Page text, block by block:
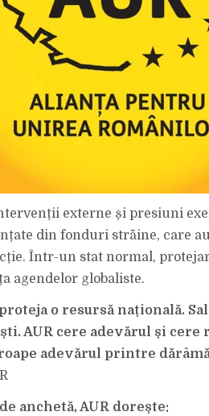
externe și presiuni
din fonduri străine, care
Într-un stat normal,
agendelor globaliste.
o resursă națională.
AUR cere adevărul și cere
adevărul printre
anchetă, AUR dorește: